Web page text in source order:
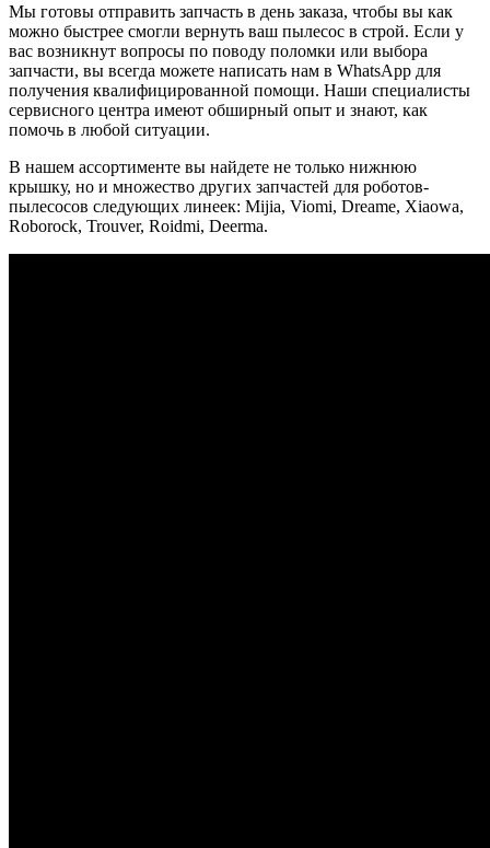
Мы готовы отправить запчасть в день заказа, чтобы вы как
можно быстрее смогли вернуть ваш пылесос в строй. Если у
вас возникнут вопросы по поводу поломки или выбора
запчасти, вы всегда можете написать нам в WhatsApp для
получения квалифицированной помощи. Наши специалисты
сервисного центра имеют обширный опыт и знают, как
помочь в любой ситуации.
В нашем ассортименте вы найдете не только нижнюю
крышку, но и множество других запчастей для роботов-
пылесосов следующих линеек: Mijia, Viomi, Dreame, Xiaowa,
Roborock, Trouver, Roidmi, Deerma.